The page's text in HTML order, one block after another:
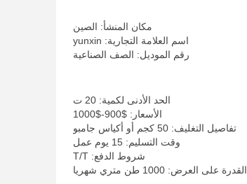
مكان المنشأ: الصين
اسم العلامة التجارية: yunxin
رقم الموديل: الصف الصناعية
الحد الأدنى لكمية: 20 ت
الأسعار: $900-$1000
تفاصيل التغليف: 50 كجم أو أكياس جامبو
وقت التسليم: 15 يوم عمل
شروط الدفع: T/T
القدرة على العرض: 1000 طن متري شهريا